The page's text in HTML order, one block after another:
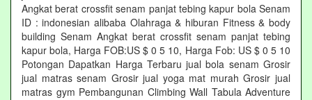
Angkat berat crossfit senam panjat tebing kapur bola Senam
ID : indonesian alibaba Olahraga & hiburan Fitness & body
building Senam Angkat berat crossfit senam panjat tebing
kapur bola, Harga FOB:US $ 0 5 10, Harga Fob: US $ 0 5 10
Potongan Dapatkan Harga Terbaru jual bola senam Grosir
jual matras senam Grosir jual yoga mat murah Grosir jual
matras gym Pembangunan Climbing Wall Tabula Adventure